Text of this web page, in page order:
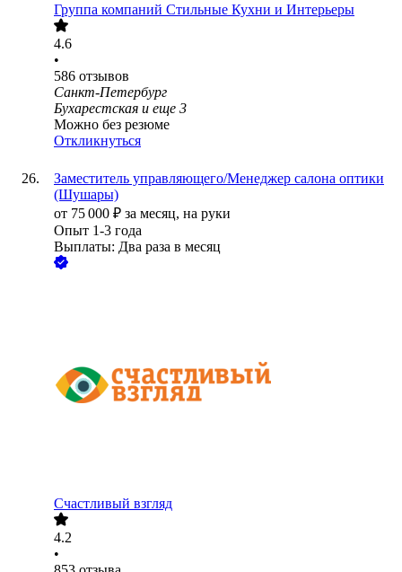
Группа компаний Стильные Кухни и Интерьеры
4.6
•
586 отзывов
Санкт-Петербург
Бухарестская и еще 3
Можно без резюме
Откликнуться
Заместитель управляющего/Менеджер салона оптики
(Шушары)
от 75 000 ₽ за месяц, на руки
Опыт 1-3 года
Выплаты: Два раза в месяц
Счастливый взгляд
4.2
•